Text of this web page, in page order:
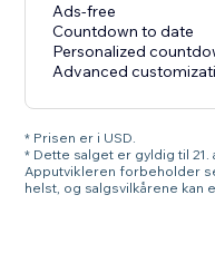
Ads-free
Countdown to date
Personalized
Advanced
* Prisen er i USD.
* Dette salget er gyldig til 21.
Apputvikleren forbeholder
helst, og salgsvilkårene kan